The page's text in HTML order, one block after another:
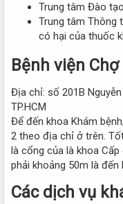
Trung tâm Đào
Trung tâm Thông
có hại của thuốc
Bệnh viện
Địa chỉ: số 201B
TP.HCM
Để đến khoa Khám
2 theo địa chỉ ở trên.
là cổng của là khoa
phải khoảng 50m là đến
Các dịch vụ